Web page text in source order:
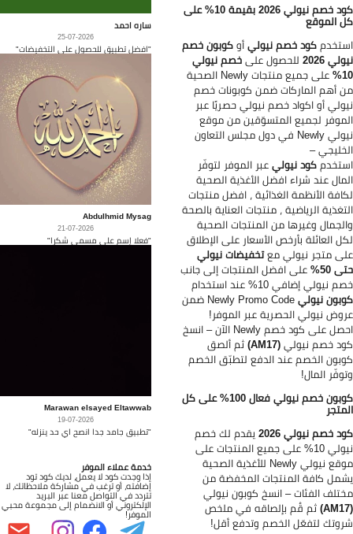
كود خصم نيولي 2026 بقيمة 10% على
الموقع
كود خصم نيوليأوكوبون خصم
2026 للحصول علىخصم نيولي
على جميع منتجات Newly الصحية
أهم الماركات ضمن كوبونات خصم
أو اكواد خصم نيولي حصريًا عبر
لجميع المتسوّقين من موقع
نيولي Newly في دول مجلس التعاون
–
كود نيوليعبر الموفر لتوفّر
عند شراء افضل الأغذية الصحية
الأنظمة الغذائية ، افضل منتجات
الرياضية ، منتجات العناية بالصحة
وغيرها من المنتجات الصحية
العائلة بأرخص الأسعار على الإطلاق
متجر نيولي معتخفيضات نيولي
50% على افضل المنتجات إلى جانب
نيولي إضافي 10% عند استخدام
نيولي Newly Promo Code ضمن
نيولي الحصرية عبر الموفر!
احصل على كود خصم Newly الآن – انسخ
خصم نيولي(AM17) ثم ألصق
الخصم عند الدفع لتطبّق الخصم
المال!
كوبون خصم نيولي فعال 100% على كل
خصم نيولي 2026
يقدم لك خصم
نيولي 10% على جميع المنتجات على
موقع نيولي Newly للأغذية الصحية
كافة المنتجات المخفضة من
الفئات – انسخ كوبون نيولي
ثم قُم بإلصاقه في ملخص
لتفعّل الخصم وتدفع أقل!
ساره احمد
25-07-2026
"افضل تطبيق للحصول على التخفيضات"
Abdulhmid Mysag
21-07-2026
"فعلا إسم على مسمى شكرا"
Marawan elsayed Eltawwab
19-07-2026
"تطبيق جامد جدا انصح اي حد ينزله"
خدمة عملاء الموفر
إذا وجدت كود لا يعمل، لديك كود تود
إضافته، أو ترغب في مشاركة ملاحظاتك، لا
تتردد في التواصل معنا عبر البريد
الإلكتروني أو الانضمام إلى مجموعة محبي
الموفر!